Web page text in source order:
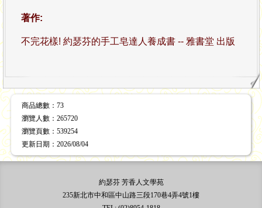
著作:
不完花樣! 約瑟芬的手工皂達人養成書 -- 雅書堂 出版
商品總數 ：73
瀏覽人數 ：265720
瀏覽頁數 ：539254
更新日期 ：2026/08/04
約瑟芬 芳香人文學苑
235新北市中和區中山路三段170巷4弄4號1樓